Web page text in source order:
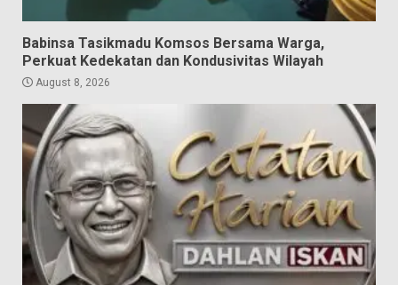
Babinsa Tasikmadu Komsos Bersama Warga,
Perkuat Kedekatan dan Kondusivitas Wilayah
August 8, 2026